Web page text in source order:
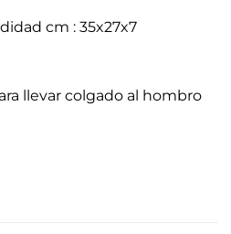
cm : 35x27x7
llevar colgado al hombro